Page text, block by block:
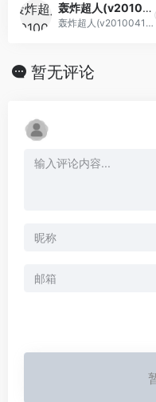
轰炸超人(v20100411)(繁)[Nokoh](JP)[PUZ](0.31Mb)
轰炸超人(v20100411)(繁)[Nokoh](JP)[PUZ](0.31Mb)
暂无评论